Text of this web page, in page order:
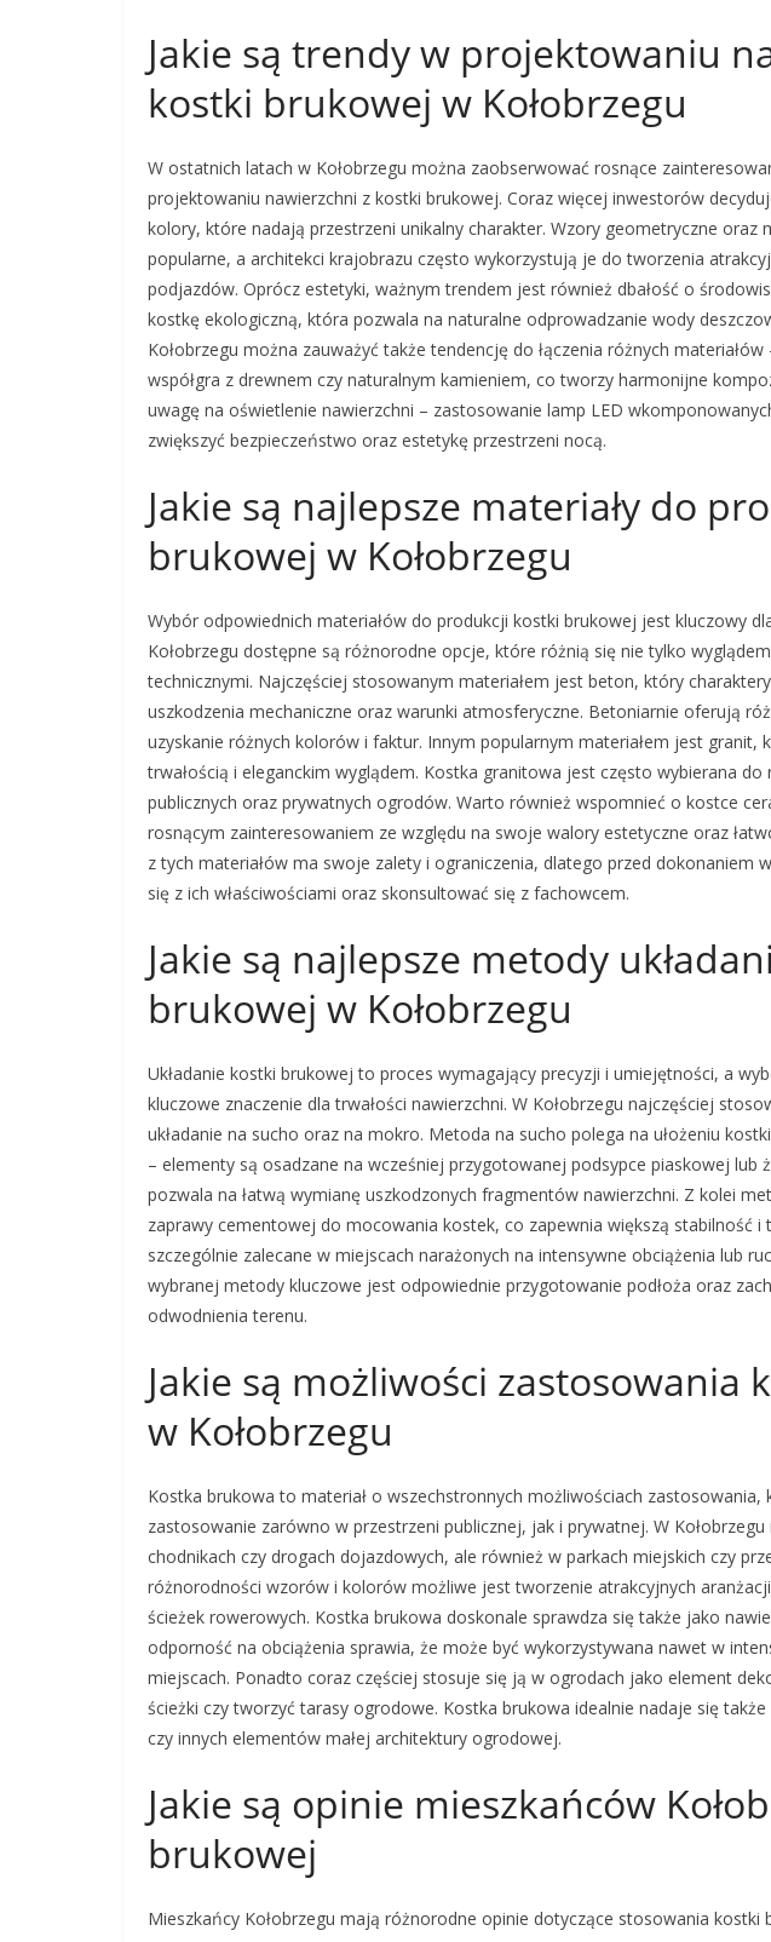
Jakie są trendy w projektowaniu
kostki brukowej w Kołobrzegu
W ostatnich latach w Kołobrzegu można zaobserwować rosnące
projektowaniu nawierzchni z kostki brukowej. Coraz więcej inwestorów
kolory, które nadają przestrzeni unikalny charakter. Wzory geometryczne oraz
popularne, a architekci krajobrazu często wykorzystują je do tworzenia
podjazdów. Oprócz estetyki, ważnym trendem jest również dbałość o
kostkę ekologiczną, która pozwala na naturalne odprowadzanie wody
Kołobrzegu można zauważyć także tendencję do łączenia różnych
współgra z drewnem czy naturalnym kamieniem, co tworzy harmonijne
uwagę na oświetlenie nawierzchni – zastosowanie lamp LED
zwiększyć bezpieczeństwo oraz estetykę przestrzeni nocą.
Jakie są najlepsze materiały do
brukowej w Kołobrzegu
Wybór odpowiednich materiałów do produkcji kostki brukowej jest kluczowy
Kołobrzegu dostępne są różnorodne opcje, które różnią się nie tylko
technicznymi. Najczęściej stosowanym materiałem jest beton, który
uszkodzenia mechaniczne oraz warunki atmosferyczne. Betoniarnie oferują
uzyskanie różnych kolorów i faktur. Innym popularnym materiałem jest granit,
trwałością i eleganckim wyglądem. Kostka granitowa jest często wybierana do
publicznych oraz prywatnych ogrodów. Warto również wspomnieć o kostce
rosnącym zainteresowaniem ze względu na swoje walory estetyczne oraz
z tych materiałów ma swoje zalety i ograniczenia, dlatego przed dokonaniem
się z ich właściwościami oraz skonsultować się z fachowcem.
Jakie są najlepsze metody
brukowej w Kołobrzegu
Układanie kostki brukowej to proces wymagający precyzji i umiejętności, a
kluczowe znaczenie dla trwałości nawierzchni. W Kołobrzegu najczęściej
układanie na sucho oraz na mokro. Metoda na sucho polega na ułożeniu
– elementy są osadzane na wcześniej przygotowanej podsypce piaskowej lub
pozwala na łatwą wymianę uszkodzonych fragmentów nawierzchni. Z kolei
zaprawy cementowej do mocowania kostek, co zapewnia większą stabilność i
szczególnie zalecane w miejscach narażonych na intensywne obciążenia lub
wybranej metody kluczowe jest odpowiednie przygotowanie podłoża oraz
odwodnienia terenu.
Jakie są możliwości zastosowania
w Kołobrzegu
Kostka brukowa to materiał o wszechstronnych możliwościach zastosowania,
zastosowanie zarówno w przestrzeni publicznej, jak i prywatnej. W
chodnikach czy drogach dojazdowych, ale również w parkach miejskich czy
różnorodności wzorów i kolorów możliwe jest tworzenie atrakcyjnych
ścieżek rowerowych. Kostka brukowa doskonale sprawdza się także jako
odporność na obciążenia sprawia, że może być wykorzystywana nawet w
miejscach. Ponadto coraz częściej stosuje się ją w ogrodach jako element
ścieżki czy tworzyć tarasy ogrodowe. Kostka brukowa idealnie nadaje się
czy innych elementów małej architektury ogrodowej.
Jakie są opinie mieszkańców
brukowej
Mieszkańcy Kołobrzegu mają różnorodne opinie dotyczące stosowania kostki